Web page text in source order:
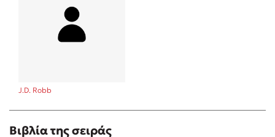
Το λεξικό της ζωής σου
J.D. Robb
Βιβλία της σειράς